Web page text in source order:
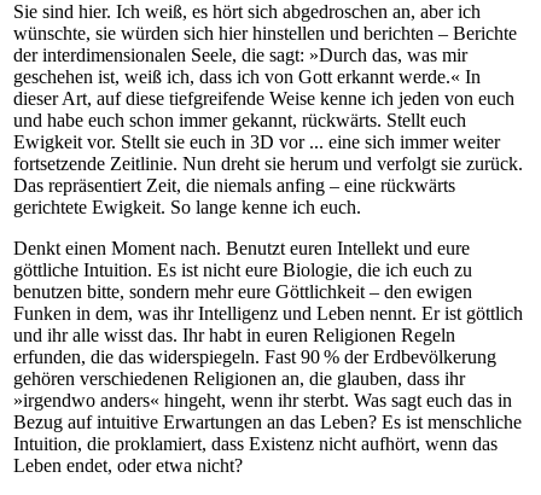
Sie sind hier. Ich weiß, es hört sich abgedroschen an, aber ich
wünschte, sie würden sich hier hinstellen und berichten – Berichte
der interdimensionalen Seele, die sagt: »Durch das, was mir
geschehen ist, weiß ich, dass ich von Gott erkannt werde.« In
dieser Art, auf diese tiefgreifende Weise kenne ich jeden von euch
und habe euch schon immer gekannt, rückwärts. Stellt euch
Ewigkeit vor. Stellt sie euch in 3D vor ... eine sich immer weiter
fortsetzende Zeitlinie. Nun dreht sie herum und verfolgt sie zurück.
Das repräsentiert Zeit, die niemals anfing – eine rückwärts
gerichtete Ewigkeit. So lange kenne ich euch.
Denkt einen Moment nach. Benutzt euren Intellekt und eure
göttliche Intuition. Es ist nicht eure Biologie, die ich euch zu
benutzen bitte, sondern mehr eure Göttlichkeit – den ewigen
Funken in dem, was ihr Intelligenz und Leben nennt. Er ist göttlich
und ihr alle wisst das. Ihr habt in euren Religionen Regeln
erfunden, die das widerspiegeln. Fast 90 % der Erdbevölkerung
gehören verschiedenen Religionen an, die glauben, dass ihr
»irgendwo anders« hingeht, wenn ihr sterbt. Was sagt euch das in
Bezug auf intuitive Erwartungen an das Leben? Es ist menschliche
Intuition, die proklamiert, dass Existenz nicht aufhört, wenn das
Leben endet, oder etwa nicht?